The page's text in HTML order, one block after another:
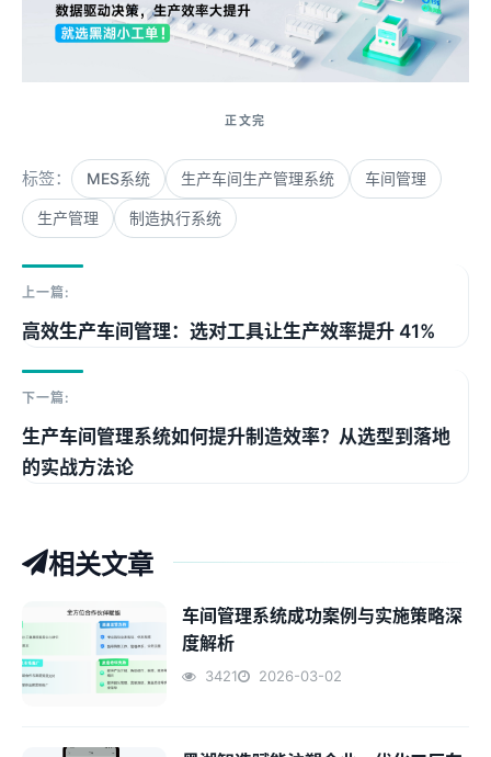
标签： MES系统 生产车间生产管理系统 车间管理
生产管理 制造执行系统
上一篇:
高效生产车间管理：选对工具让生产效率提升 41%
下一篇:
生产车间管理系统如何提升制造效率？从选型到落地
的实战方法论
相关文章
车间管理系统成功案例与实施策略深
度解析
3421 2026-03-02